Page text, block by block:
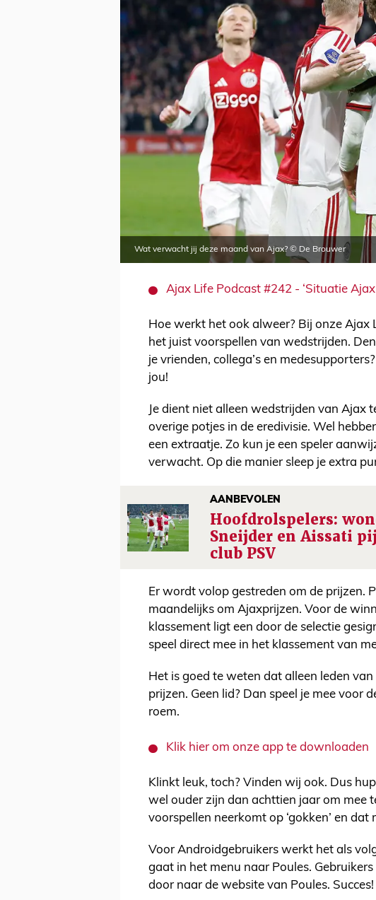
Wat verwacht jij deze maand van Ajax? © De Brouwer
Ajax Life Podcast #242 - ‘Situatie
Hoe werkt het ook alweer? Bij onze Ajax
het juist voorspellen van wedstrijden.
je vrienden, collega’s en
jou!
Je dient niet alleen wedstrijden van Ajax
overige potjes in de eredivisie. Wel
een extraatje. Zo kun je een speler
verwacht. Op die manier sleep je extra
AANBEVOLEN
Hoofdrolspelers:
Sneijder en Aissati
club PSV
Er wordt volop gestreden om de prijzen.
maandelijks om Ajaxprijzen. Voor de
klassement ligt een door de selectie
speel direct mee in het klassement van
Het is goed te weten dat alleen leden
prijzen. Geen lid? Dan speel je mee voor
roem.
Klik hier om onze app te downloaden
Klinkt leuk, toch? Vinden wij ook. Dus
wel ouder zijn dan achttien jaar om mee
voorspellen neerkomt op ‘gokken’ en
Voor Androidgebruikers werkt het als
gaat in het menu naar Poules.
door naar de website van Poules. Succes!